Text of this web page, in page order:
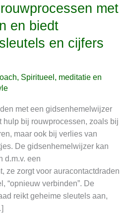
met
en biedt
en cijfers
, Spiritueel, meditatie en
met een gidsenhemelwijzer
bij rouwprocessen, zoals bij
maar ook bij verlies van
De gidsenhemelwijzer kan
d.m.v. een
ze zorgt voor auracontactdraden
“opnieuw verbinden”. De
reikt geheime sleutels aan,